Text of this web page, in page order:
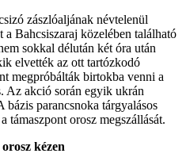
zászlóaljának névtelenül
Bahcsiszaraj közelében található
sokkal délután két óra után
elvették az ott tartózkodó
megpróbálták birtokba venni a
Az akció során egyik ukrán
bázis parancsnoka tárgyalásos
támaszpont orosz megszállását.
kézen